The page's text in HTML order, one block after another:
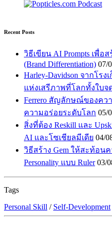
Recent Posts
วิธีเขียน AI Prompts เพื่
(Brand Differentiation) 07/
Harley-Davidson จากโ
แห่งเสรีภาพที่โลกทั้งใบจ
Ferrero สัญลักษณ์ของคว
ความอร่อยระดับโลก 05/
สิ่งที่ต้อง Reskill และ
AI และโซเชียลมีเดีย 04/
วิธีสร้าง Gem ให้สะท้อน
Personality แบบ Ruler 03/
Tags
Personal Skill / Self-Development